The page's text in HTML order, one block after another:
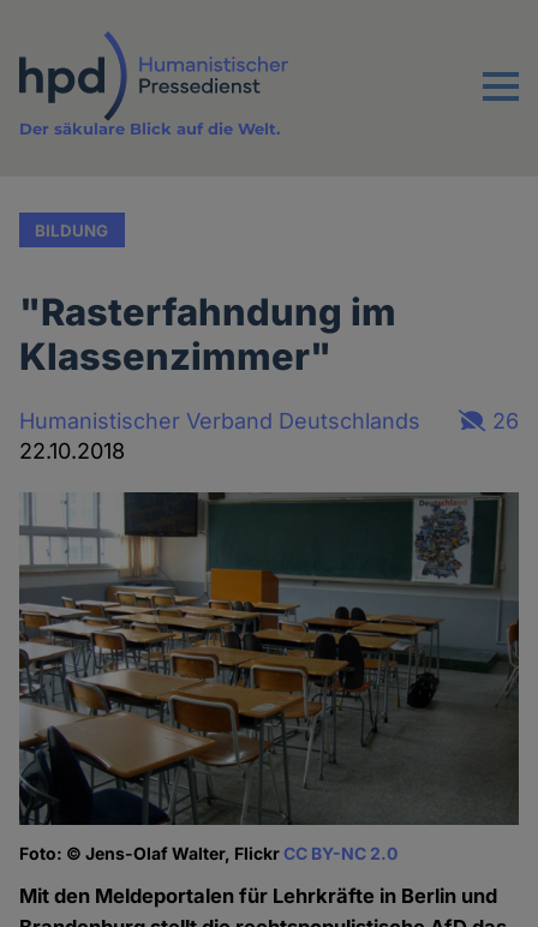
Inhalt
Menu
Der säkulare Blick auf die Welt.
BILDUNG
"Rasterfahndung im
Klassenzimmer"
Humanistischer Verband Deutschlands
22.10.2018
26
Foto: © Jens-Olaf Walter, FlickrCC BY-NC 2.0
Mit den Meldeportalen für Lehrkräfte in Berlin und